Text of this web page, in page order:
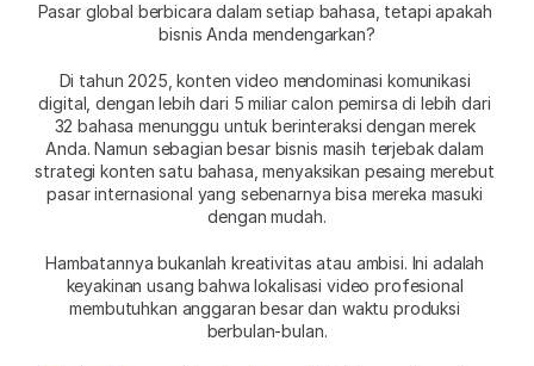
Pasar global berbicara dalam setiap bahasa, tetapi apakah
bisnis Anda mendengarkan?
Di tahun 2025, konten video mendominasi komunikasi
digital, dengan lebih dari 5 miliar calon pemirsa di lebih dari
32 bahasa menunggu untuk berinteraksi dengan merek
Anda. Namun sebagian besar bisnis masih terjebak dalam
strategi konten satu bahasa, menyaksikan pesaing merebut
pasar internasional yang sebenarnya bisa mereka masuki
dengan mudah.
Hambatannya bukanlah kreativitas atau ambisi. Ini adalah
keyakinan usang bahwa lokalisasi video profesional
membutuhkan anggaran besar dan waktu produksi
berbulan-bulan.